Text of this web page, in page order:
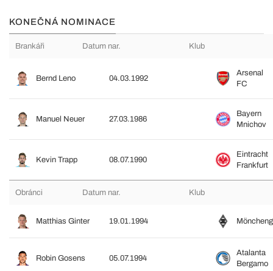
KONEČNÁ NOMINACE
Brankáři Datum nar. Klub
Bernd Leno 04.03.1992
Arsenal
FC
Manuel Neuer 27.03.1986
Bayern
Mnichov
Kevin Trapp 08.07.1990
Eintracht
Frankfurt
Obránci Datum nar. Klub
Matthias Ginter 19.01.1994
Robin Gosens 05.07.1994
Atalanta
Bergamo